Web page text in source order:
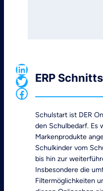
LinkedIn
Twitter
Facebook
ERP
Schulstart ist DER
den Schulbedarf. Es
Markenprodukte
Schulkinder vom
bis hin zur
Insbesondere die
Filtermöglichkeiten